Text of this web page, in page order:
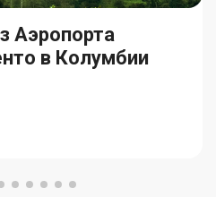
Аэропорта
в Колумбии